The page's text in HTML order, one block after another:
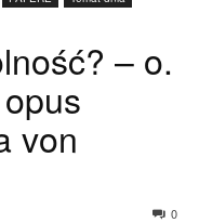
– o.
von
0